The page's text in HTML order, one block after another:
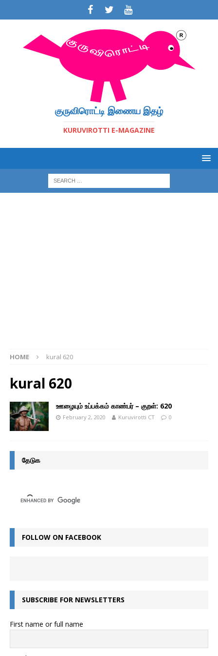
குருவிரொட்டி இணைய இதழ்
KURUVIROTTI E-MAGAZINE
HOME kural 620
kural 620
ஊழையும் உப்பக்கம் காண்பர் – குறள்: 620
February 2, 2020 Kuruvirotti CT 0
தேடுக
FOLLOW ON FACEBOOK
SUBSCRIBE FOR NEWSLETTERS
First name or full name